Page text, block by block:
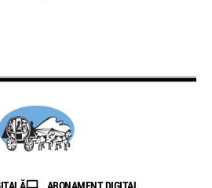
ABONAMENT DIGITAL